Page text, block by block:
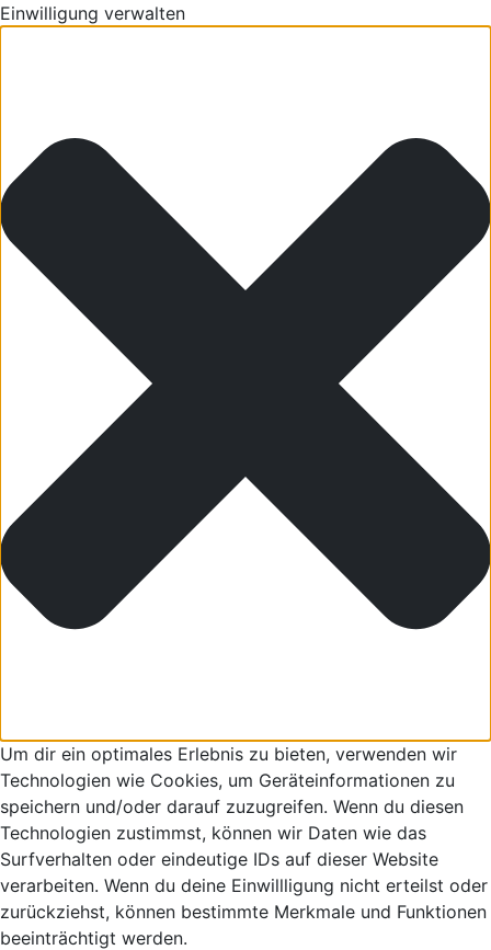
Einwilligung verwalten
Um dir ein optimales Erlebnis zu bieten, verwenden wir
Technologien wie Cookies, um Geräteinformationen zu
speichern und/oder darauf zuzugreifen. Wenn du diesen
Technologien zustimmst, können wir Daten wie das
Surfverhalten oder eindeutige IDs auf dieser Website
verarbeiten. Wenn du deine Einwillligung nicht erteilst oder
zurückziehst, können bestimmte Merkmale und Funktionen
beeinträchtigt werden.